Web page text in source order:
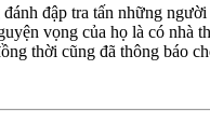
đập tra tấn những
vọng của họ là có nhà
thời cũng đã thông báo